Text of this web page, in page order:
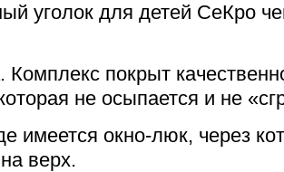
уголок для детей СеКро
Комплекс покрыт
не осыпается и не
имеется окно-люк, через
верх.